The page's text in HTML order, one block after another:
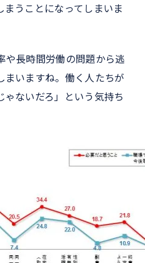
うことになってしまいま
や長時間労働の問題から逃
まいますね。働く人たちが
ないだろ」という気持ち